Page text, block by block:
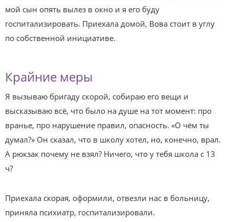
мой сын опять вылез в окно и я его буду
госпитализировать. Приехала домой, Вова стоит в углу
по собственной инициативе.
Крайние меры
Я вызываю бригаду скорой, собираю его вещи и
высказываю всё, что было на душе на тот момент: про
вранье, про нарушение правил, опасность. «О чём ты
думал?» Он сказал, что в школу хотел, но, конечно, врал.
А рюкзак почему не взял? Ничего, что у тебя школа с 13
ч?
Приехала скорая, оформили, отвезли нас в больницу,
приняла психиатр, госпитализировали.